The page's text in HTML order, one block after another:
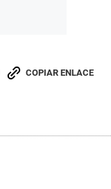
COPIAR ENLACE